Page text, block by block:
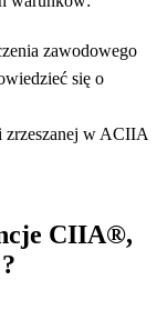
zawodowego
się o
zrzeszanej w ACIIA
CIIA®,